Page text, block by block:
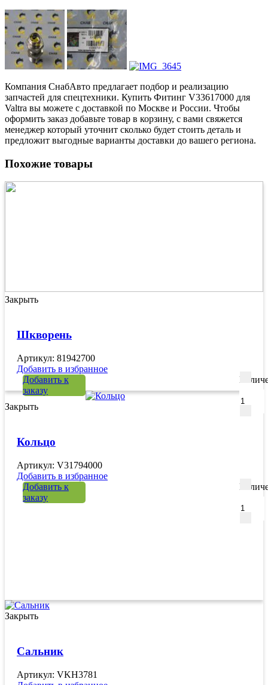
Компания СнабАвто предлагает подбор и реализацию
запчастей для спецтехники. Купить Фитинг V33617000 для
Valtra вы можете с доставкой по Москве и России. Чтобы
оформить заказ добавьте товар в корзину, с вами свяжется
менеджер который уточнит сколько будет стоить деталь и
предложит выгодные варианты доставки до вашего региона.
Похожие товары
Закрыть
Шкворень
Артикул: 81942700
Добавить в избранное
Добавить к
заказу
Закрыть
Кольцо
Артикул: V31794000
Добавить в избранное
Добавить к
заказу
Закрыть
Сальник
Артикул: VKH3781